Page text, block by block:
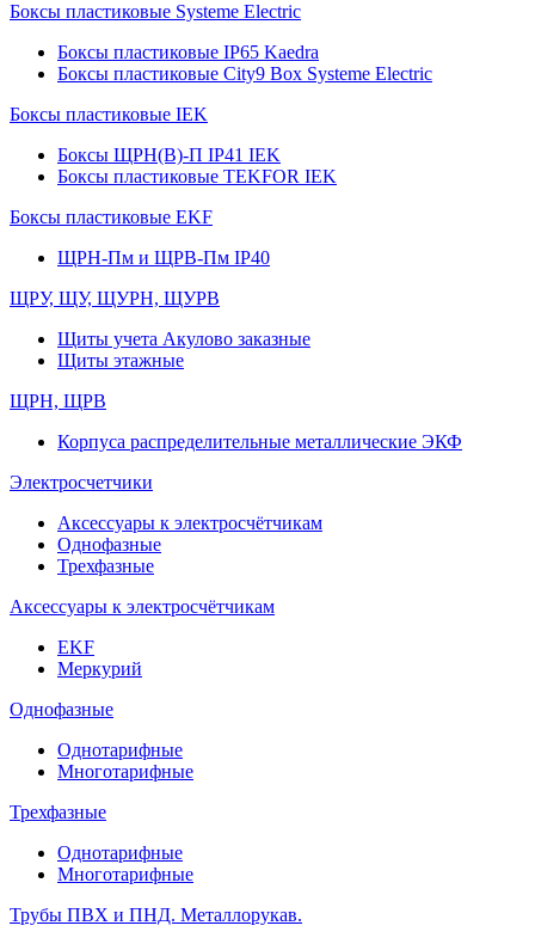
Боксы пластиковые Systeme Electric
Боксы пластиковые IP65 Kaedra
Боксы пластиковые City9 Box Systeme Electric
Боксы пластиковые IEK
Боксы ЩРН(В)-П IP41 IEK
Боксы пластиковые TEKFOR IEK
Боксы пластиковые EKF
ЩРН-Пм и ЩРВ-Пм IP40
ЩРУ, ЩУ, ЩУРН, ЩУРВ
Щиты учета Акулово заказные
Щиты этажные
ЩРН, ЩРВ
Корпуса распределительные металлические ЭКФ
Электросчетчики
Аксессуары к электросчётчикам
Однофазные
Трехфазные
Аксессуары к электросчётчикам
EKF
Меркурий
Однофазные
Однотарифные
Многотарифные
Трехфазные
Однотарифные
Многотарифные
Трубы ПВХ и ПНД. Металлорукав.